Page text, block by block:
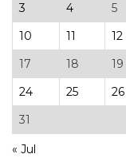
3
4 5
10
11 12
17
18 19
24
25 26
31
« Jul